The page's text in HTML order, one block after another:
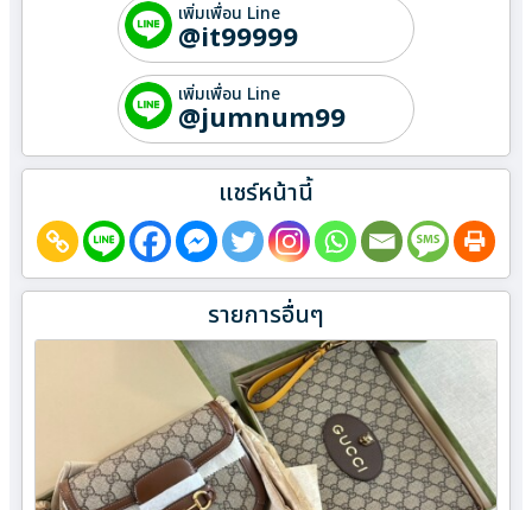
เพิ่มเพื่อน Line
@it99999
เพิ่มเพื่อน Line
@jumnum99
แชร์หน้านี้
รายการอื่นๆ